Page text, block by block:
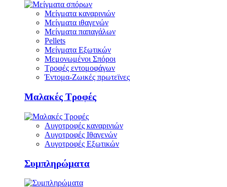
Μείγματα καναρινιών
Μείγματα ιθαγενών
Μείγματα παπαγάλων
Pellets
Μείγματα Εξωτικών
Μεμονωμένοι Σπόροι
Τροφές εντομοφάγων
Έντομα-Ζωικές πρωτεϊνες
Μαλακές Τροφές
Αυγοτροφές καναρινιών
Αυγοτροφές Ιθαγενών
Αυγοτροφές Εξωτικών
Συμπληρώματα